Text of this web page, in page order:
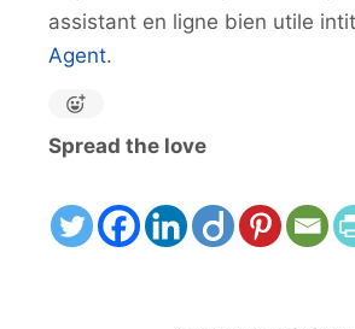
assistant en ligne bien utile
Agent.
Spread the love